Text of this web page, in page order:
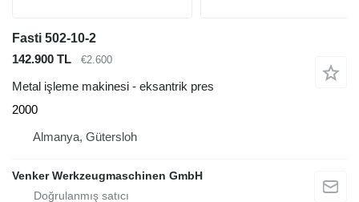
Fasti 502-10-2
142.900 TL
€2.600
Metal işleme makinesi - eksantrik pres
2000
Almanya, Gütersloh
Venker Werkzeugmaschinen GmbH